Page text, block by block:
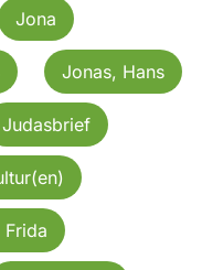
Jona
Jonas, Hans
Judasbrief
Frida